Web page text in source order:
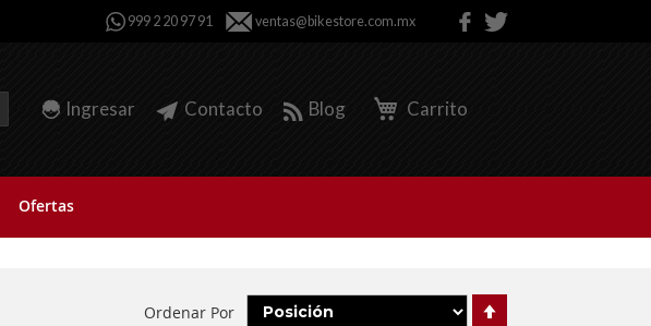
999 2 20 97 91 ventas@bikestore.com.mx
Ingresar Contacto Blog Carrito
Ofertas
Ordenar Por